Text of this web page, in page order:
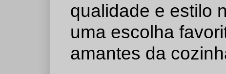
qualidade e estilo
uma escolha
amantes da